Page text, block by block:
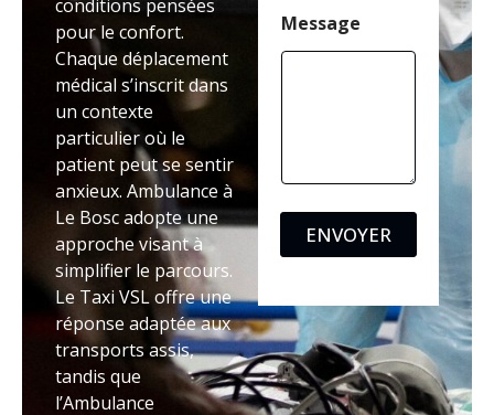
conditions pensées
pour le confort.
Chaque déplacement
médical s’inscrit dans
un contexte
particulier où le
patient peut se sentir
anxieux. Ambulance à
Le Bosc adopte une
approche visant à
simplifier le parcours.
Le Taxi VSL offre une
réponse adaptée aux
transports assis,
tandis que
l’Ambulance
Message
ENVOYER